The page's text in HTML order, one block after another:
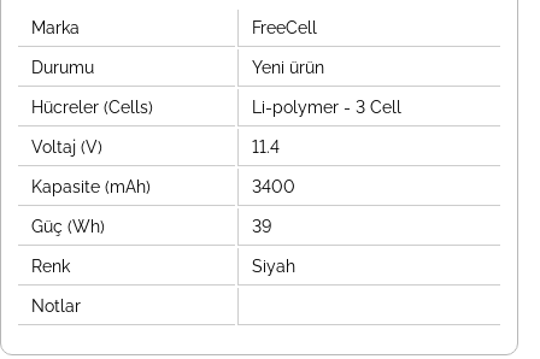
Marka FreeCell
Durumu Yeni ürün
Hücreler (Cells) Li-polymer - 3 Cell
Voltaj (V) 11.4
Kapasite (mAh) 3400
Güç (Wh) 39
Renk Siyah
Notlar